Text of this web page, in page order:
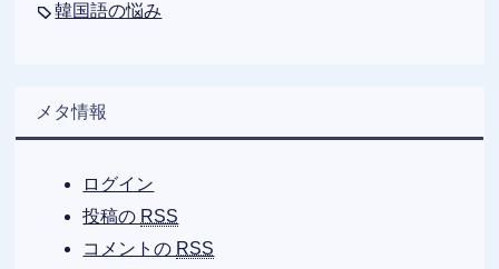
韓国語の悩み
メタ情報
ログイン
投稿の RSS
コメントの RSS